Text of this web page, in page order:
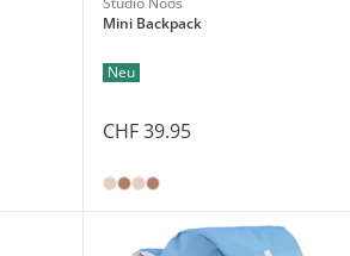
Mini Backpack
Neu
CHF 39.95